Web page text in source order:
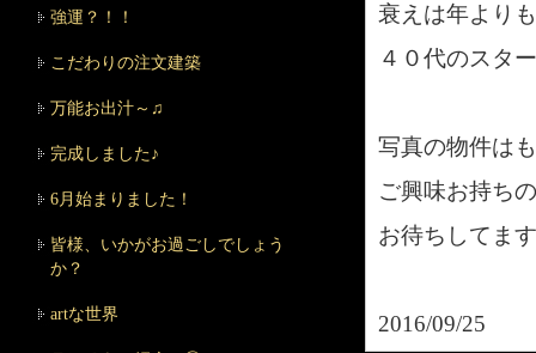
衰えは年より
４０代のスタ
写真の物件は
ご興味お持ち
お待ちしてま
2016/09/25
強運？！！
こだわりの注文建築
万能お出汁～♫
完成しました♪
6月始まりました！
皆様、いかがお過ごしでしょう
か？
artな世界